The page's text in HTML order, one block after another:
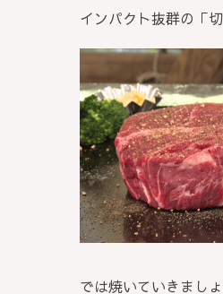
インパクト抜群の「
では焼いていきまし